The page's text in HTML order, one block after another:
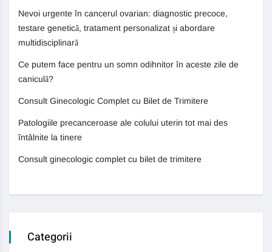
Nevoi urgente în cancerul ovarian: diagnostic precoce,
testare genetică, tratament personalizat și abordare
multidisciplinară
Ce putem face pentru un somn odihnitor în aceste zile de
caniculă?
Consult Ginecologic Complet cu Bilet de Trimitere
Patologiile precanceroase ale colului uterin tot mai des
întâlnite la tinere
Consult ginecologic complet cu bilet de trimitere
Categorii